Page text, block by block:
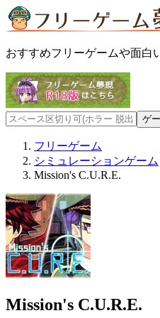
おすすめフリーゲームや面白
フリーゲーム
シミュレーションゲーム
Mission's C.U.R.E.
Mission's C.U.R.E.